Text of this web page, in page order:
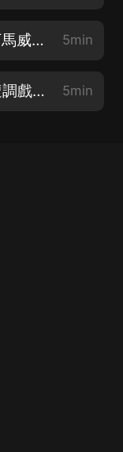
狼性總裁别這樣07 孫淼淼給下馬威【淼淼，你不知道是你未婚夫不放人嗎？】 5min
狼性總裁别這樣08 苦命憶夢遭調戲【女人到底能有多苦命，評論區說出你的觀點】 5min